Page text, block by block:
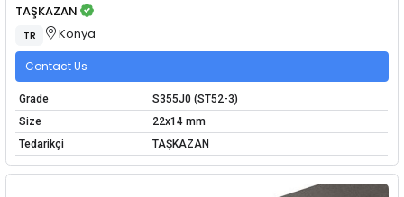
TAŞKAZAN
TR Konya
Contact Us
Grade
S355J0 (ST52-3)
Size
22x14 mm
Tedarikçi
TAŞKAZAN